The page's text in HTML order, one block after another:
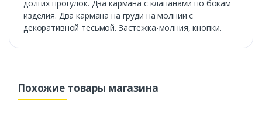
долгих прогулок. Два кармана с клапанами по бокам
изделия. Два кармана на груди на молнии с
декоративной тесьмой. Застежка-молния, кнопки.
Похожие товары магазина